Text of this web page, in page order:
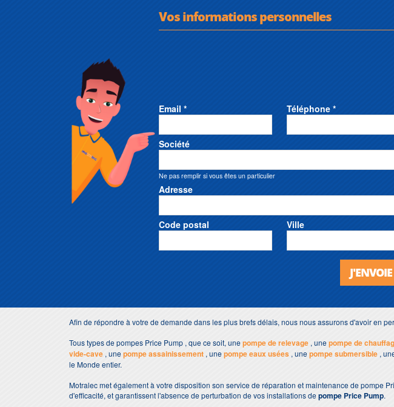
Vos informations personnelles
Email * Téléphone *
Société
Ne pas remplir si vous êtes un particulier
Adresse
Code postal Ville
Afin de répondre à votre de demande dans les plus brefs délais, nous nous assurons d'avoir en
Tous types de pompes Price Pump , que ce soit, unepompe de relevage , unepompe de
vide-cave , unepompe assainissement , unepompe eaux usées , unepompe submersible ,
le Monde entier.
Motralec met également à votre disposition son service de réparation et maintenance de pompe
d'efficacité, et garantissent l'absence de perturbation de vos installations depompe Price Pump.